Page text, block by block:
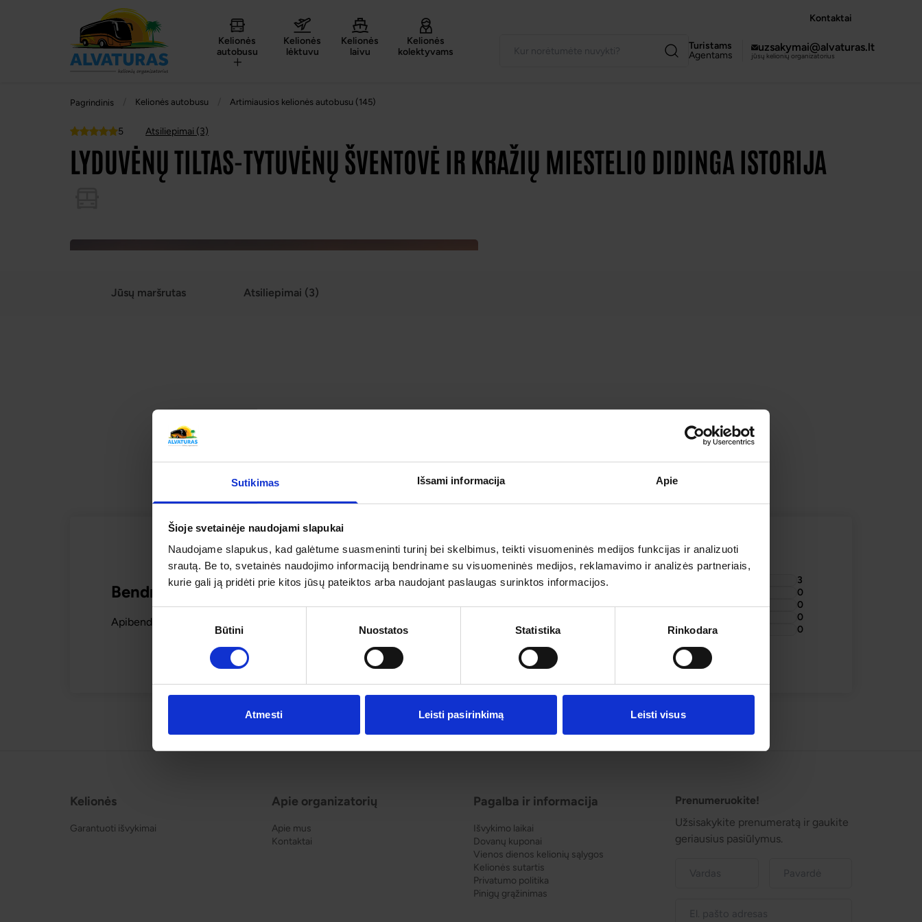
Sutikimas Išsami informacija Apie
Šioje svetainėje naudojami slapukai
Naudojame slapukus, kad galėtume suasmeninti turinį bei skelbimus, teikti visuomeninės medijos funkcijas ir analizuoti
srautą. Be to, svetainės naudojimo informaciją bendriname su visuomeninės medijos, reklamavimo ir analizės partneriais,
kurie gali ją pridėti prie kitos jūsų pateiktos arba naudojant paslaugas surinktos informacijos.
Būtini Nuostatos Statistika Rinkodara
Atmesti Leisti pasirinkimą Leisti visus
Kelionės
autobusu
Kelionės
lėktuvu
Kelionės
laivu
Kelionės
kolektyvams
Kontaktai
Turistams
Agentams
uzsakymai@alvaturas.lt
jūsų kelionių organizatorius
Pagrindinis Kelionės autobusu Artimiausios kelionės autobusu (145)
5 Atsiliepimai (3)
LYDUVĖNŲ TILTAS-TYTUVĖNŲ ŠVENTOVĖ IR KRAŽIŲ MIESTELIO DIDINGA ISTORIJA
Jūsų maršrutas
Atsiliepimai (3)
LYDUVĖNŲ TILTAS-TYTUVĖNŲ ŠVENTOVĖ IR KRAŽIŲ MIESTELIO DIDINGA ISTORIJA KELIONIŲ APŽVALGOS
SUSIPAŽINKITE KAIP ATSILIEPIA APIE ŠIĄ KELIONĘ MŪSŲ KELIAUTOJAI
Bendras kelionės vertinimas
Apibendrintas šios kelionės mūsų keliautojų įvertinimas
5
IŠ 5
5
3
0
3
0
0
0
Kelionės
Garantuoti išvykimai
Apie organizatorių
Apie mus
Kontaktai
Pagalba ir informacija
Išvykimo laikai
Dovanų kuponai
Vienos dienos kelionių sąlygos
Kelionės sutartis
Privatumo politika
Pinigų grąžinimas
Prenumeruokite!
Užsisakykite prenumeratą ir gaukite
geriausius pasiūlymus.